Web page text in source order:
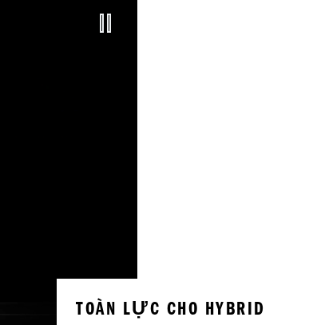
TOÀN LỰC CHO HYBRID